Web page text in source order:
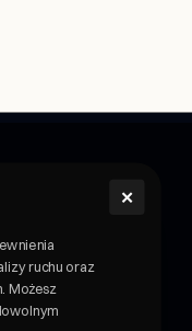
✕
ruchu oraz
Możesz
Adaptogeny i
Nie kombucha,